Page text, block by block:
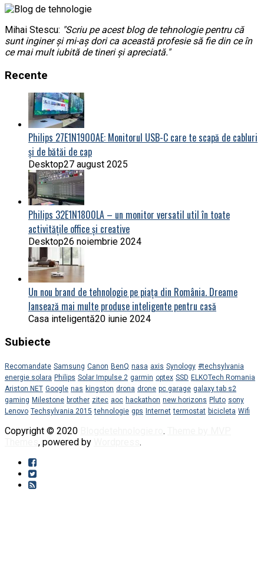
Mihai Stescu: "Scriu pe acest blog de tehnologie pentru că
sunt inginer și mi-aș dori ca această profesie să fie din ce în
ce mai mult iubită de tineri și apreciată."
Recente
Philips 27E1N1900AE: Monitorul USB-C care te scapă de cabluri
și de bătăi de cap
Desktop27 august 2025
Philips 32E1N1800LA – un monitor versatil util în toate
activitățile office și creative
Desktop26 noiembrie 2024
Un nou brand de tehnologie pe piața din România. Dreame
lansează mai multe produse inteligente pentru casă
Casa inteligentă20 iunie 2024
Subiecte
Recomandate Samsung Canon BenQ nasa axis Synology #techsylvania
energie solara Philips Solar Impulse 2 garmin optex SSD ELKOTech Romania
Ariston NET Google nas kingston drona drone pc garage galaxy tab s2
gaming Milestone brother zitec aoc hackathon new horizons Pluto sony
Lenovo Techsylvania 2015 tehnologie gps Internet termostat bicicleta Wifi
Copyright © 2020 .
, powered by .